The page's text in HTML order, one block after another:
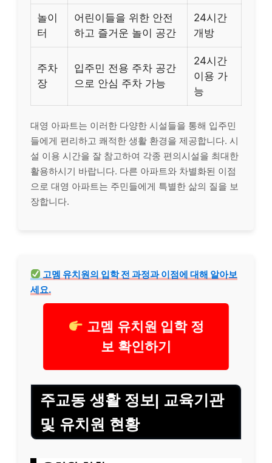
놀이
터
어린이들을 위한 안전
하고 즐거운 놀이 공간
24시간
개방
주차
장
입주민 전용 주차 공간
으로 안심 주차 가능
24시간
이용 가
능
대영 아파트는 이러한 다양한 시설들을 통해 입주민
들에게 편리하고 쾌적한 생활 환경을 제공합니다. 시
설 이용 시간을 잘 참고하여 각종 편의시설을 최대한
활용하시기 바랍니다. 다른 아파트와 차별화된 이점
으로 대영 아파트는 주민들에게 특별한 삶의 질을 보
장합니다.
고멤 유치원의 입학 전 과정과 이점에 대해 알아보
세요.
고멤 유치원 입학 정
보 확인하기
주교동 생활 정보| 교육기관
및 유치원 현황